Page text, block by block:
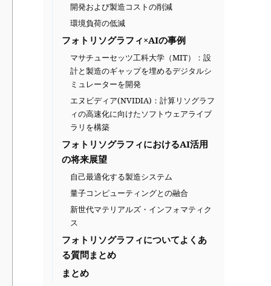
開発および製造コストの削減
環境負荷の低減
フォトリソグラフィ×AIの事例
マサチューセッツ工科大学（MIT）：設
計と製造のギャップを埋めるデジタルシ
ミュレーターを開発
エヌビディア(NVIDIA)：計算リソグラフ
ィの高速化に向けたソフトウェアライブ
ラリを構築
フォトリソグラフィにおけるAI活用
の将来展望
自己最適化する製造システム
量子コンピューティングとの融合
新世代マテリアルズ・インフォマティク
ス
フォトリソグラフィについてよくあ
る質問まとめ
まとめ